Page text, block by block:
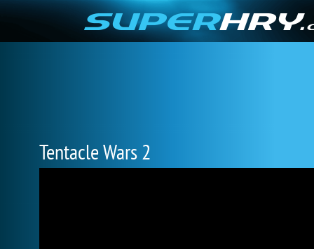
Tentacle Wars 2